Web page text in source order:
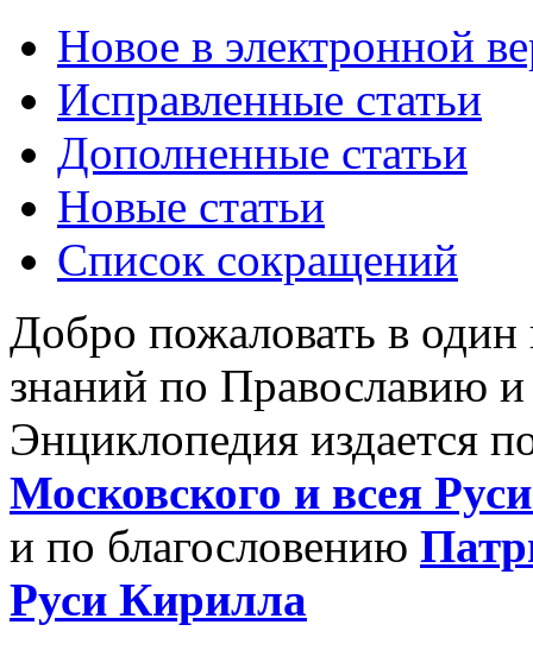
Новое в электронной
Исправленные статьи
Дополненные статьи
Новые статьи
Список сокращений
Добро пожаловать в
знаний по Православию
Энциклопедия издается
Московского и всея
и по благословению
Руси Кирилла